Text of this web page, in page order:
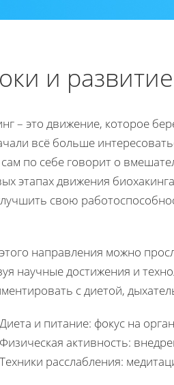
и
– это движение, которое
всё больше
по себе говорит о
этапах движения
свою
направления можно
научные достижения и
с диетой,
Диета и питание: фокус на
Физическая активность:
Техники расслабления: